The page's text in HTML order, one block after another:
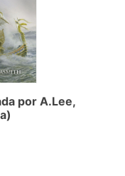
por A.Lee,